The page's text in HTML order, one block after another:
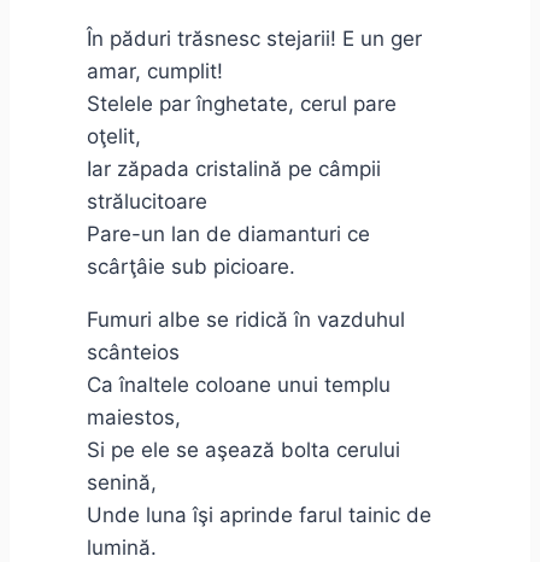
În păduri trăsnesc stejarii! E un ger
amar, cumplit!
Stelele par înghetate, cerul pare
oţelit,
Iar zăpada cristalină pe câmpii
strălucitoare
Pare-un lan de diamanturi ce
scârţâie sub picioare.
Fumuri albe se ridică în vazduhul
scânteios
Ca înaltele coloane unui templu
maiestos,
Si pe ele se aşează bolta cerului
senină,
Unde luna îşi aprinde farul tainic de
lumină.